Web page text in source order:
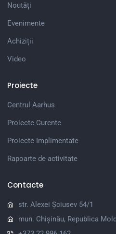
Noutăți
Evenimente
Achiziții
Video
Proiecte
Centrul Aarhus
Proiecte Curente
Proiecte Implimentate
Rapoarte de activitate
Contacte
str. Alexei Șciusev 54/1
mun. Chișinău, Republica